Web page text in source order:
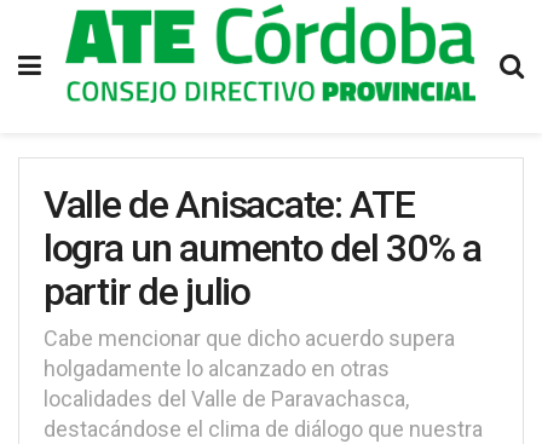
Valle de Anisacate: ATE
logra un aumento del 30% a
partir de julio
Cabe mencionar que dicho acuerdo supera
holgadamente lo alcanzado en otras
localidades del Valle de Paravachasca,
destacándose el clima de diálogo que nuestra